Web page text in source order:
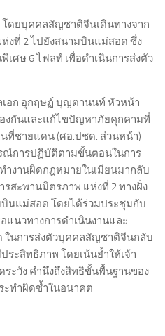
โดยบุคคลสัญชาติจีนเดินทางจาก
งที่ 2 ไปยังสนามบินแม่สอด ซึ่ง
เศษ 6 ไฟลท์ เพื่อดำเนินการส่งตัว
เอก อุกฤษฏ์ บุญตานนท์ หัวหน้า
งกันและแก้ไขปัญหาภัยคุกคามที่
ที่ชายแดน (ศอ.ปชด. ส่วนหน้า)
ณ์การปฏิบัติตามขั้นตอนในการ
ำงานผิดกฎหมายในเมียนมากลับ
สะพานมิตรภาพ แห่งที่ 2 ทางฝั่ง
นแม่สอด โดยได้ร่วมประชุมกับ
แนวทางการดำเนินงานและ
ในการส่งตัวบุคคลสัญชาติจีนกลับ
ระสิทธิภาพ โดยเน้นย้ำให้เจ้า
ะวัง คำนึงถึงสิทธิขั้นพื้นฐานของ
ะทำผิดซ้ำในอนาคต